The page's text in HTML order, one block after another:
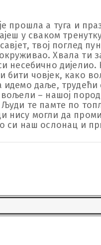
прошла а туга и
у сваком
твој поглед
Хвала ти
несебично
бити човјек, како
идемо даље, трудећи
вољели – нашој
Људи те памте по
нису могли да
си наш ослонац и